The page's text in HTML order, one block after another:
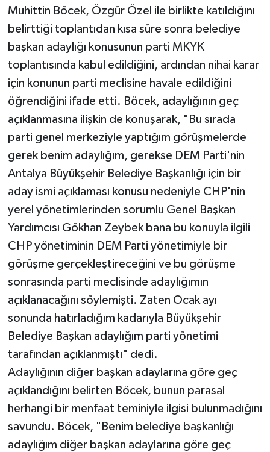
Muhittin Böcek, Özgür Özel ile birlikte katıldığını
belirttiği toplantıdan kısa süre sonra belediye
başkan adaylığı konusunun parti MKYK
toplantısında kabul edildiğini, ardından nihai karar
için konunun parti meclisine havale edildiğini
öğrendiğini ifade etti. Böcek, adaylığının geç
açıklanmasına ilişkin de konuşarak, "Bu sırada
parti genel merkeziyle yaptığım görüşmelerde
gerek benim adaylığım, gerekse DEM Parti'nin
Antalya Büyükşehir Belediye Başkanlığı için bir
aday ismi açıklaması konusu nedeniyle CHP'nin
yerel yönetimlerinden sorumlu Genel Başkan
Yardımcısı Gökhan Zeybek bana bu konuyla ilgili
CHP yönetiminin DEM Parti yönetimiyle bir
görüşme gerçekleştireceğini ve bu görüşme
sonrasında parti meclisinde adaylığımın
açıklanacağını söylemişti. Zaten Ocak ayı
sonunda hatırladığım kadarıyla Büyükşehir
Belediye Başkan adaylığım parti yönetimi
tarafından açıklanmıştı" dedi.
Adaylığının diğer başkan adaylarına göre geç
açıklandığını belirten Böcek, bunun parasal
herhangi bir menfaat teminiyle ilgisi bulunmadığını
savundu. Böcek, "Benim belediye başkanlığı
adaylığım diğer başkan adaylarına göre geç